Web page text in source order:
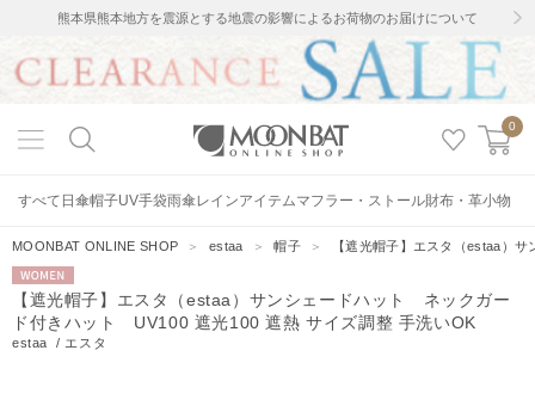
熊本県熊本地方を震源とする地震の影響によるお荷物のお届けについて
0
すべて 日傘帽子UV手袋雨傘レインアイテムマフラー・ストール財布・革小物
MOONBAT ONLINE SHOP ＞estaa ＞帽子 ＞ 【遮光帽子】エスタ（estaa）
WOMEN
【遮光帽子】エスタ（estaa）サンシェードハット ネックガー
ド付きハット UV100 遮光100 遮熱 サイズ調整 手洗いOK
estaa / エスタ